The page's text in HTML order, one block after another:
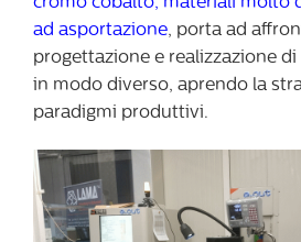
cromo cobalto, materiali molto
ad asportazione, porta ad
progettazione e realizzazione
in modo diverso, aprendo la
paradigmi produttivi.